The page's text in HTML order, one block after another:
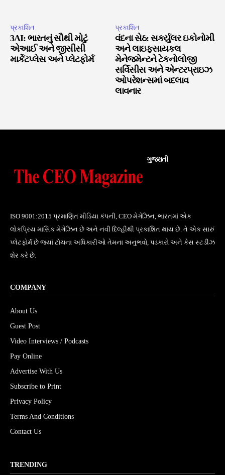
પ્રકાશિત
3AI: ભારતનું સૌથી મોટું
એઆઈ અને જીસીસી
માર્કેટપ્લેસ અને પ્લેટફોર્મ
પ્રકાશિત
વંદના સેઠ: સર્ક્યુલર ઇકોનોમી
અને લાઇફસાયકલ
મેનેજમેન્ટને ટેકનોલોજી
સર્વિસીસ અને એન્ટરપ્રાઇઝ
ઓપરેશન્સમાં બદલાવ
લાવનાર
ગુજરાતી
ISO 9001:2015 પ્રમાણિત મીડિયા કંપની, CEO મેગેઝિન, ભારતમાં એક
લોકપ્રિય માસિક મેગેઝિન છે અને નવી દિલ્હીથી પ્રકાશિત થાય છે. તે એક સારું
પ્લેટફોર્મ છે જ્યાં ટોચના અધિકારીઓ તેમના અનુભવો, પડકારો અને કેસ સ્ટડીઝ
શેર કરે છે.
COMPANY
About Us
Guest Post
Video Interviews / Podcasts
Pay Online
Advertise With Us
Subscribe to Print
Privacy Policy
Terms And Conditions
Contact Us
TRENDING